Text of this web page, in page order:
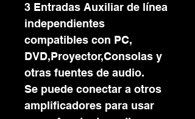
3 Entradas Auxiliar de línea
independientes
compatibles con PC,
DVD,Proyector,Consolas y
otras fuentes de audio.
Se puede conectar a otros
amplificadores para usar